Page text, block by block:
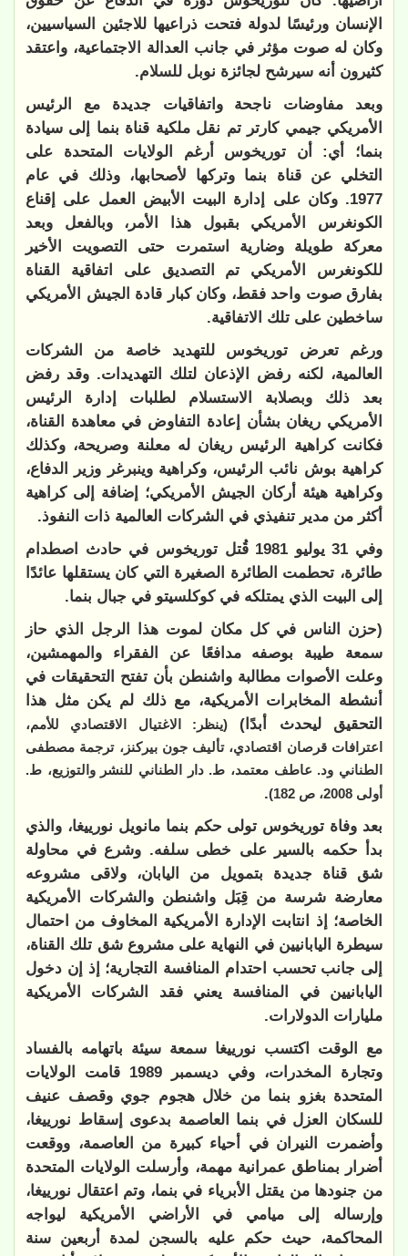
الإنسان ورئيسًا لدولة فتحت ذراعيها للاجئين السياسيين،
وكان له صوت مؤثر في جانب العدالة الاجتماعية، واعتقد
كثيرون أنه سيرشح لجائزة نوبل للسلام.
وبعد مفاوضات ناجحة واتفاقيات جديدة مع الرئيس
الأمريكي جيمي كارتر تم نقل ملكية قناة بنما إلى سيادة
بنما؛ أي: أن توريخوس أرغم الولايات المتحدة على
التخلي عن قناة بنما وتركها لأصحابها، وذلك في عام
1977. وكان على إدارة البيت الأبيض العمل على إقناع
الكونغرس الأمريكي بقبول هذا الأمر، وبالفعل وبعد
معركة طويلة وضارية استمرت حتى التصويت الأخير
للكونغرس الأمريكي تم التصديق على اتفاقية القناة
بفارق صوت واحد فقط، وكان كبار قادة الجيش الأمريكي
ساخطين على تلك الاتفاقية.
ورغم تعرض توريخوس للتهديد خاصة من الشركات
العالمية، لكنه رفض الإذعان لتلك التهديدات. وقد رفض
بعد ذلك وبصلابة الاستسلام لطلبات إدارة الرئيس
الأمريكي ريغان بشأن إعادة التفاوض في معاهدة القناة،
فكانت كراهية الرئيس ريغان له معلنة وصريحة، وكذلك
كراهية بوش نائب الرئيس، وكراهية وينبرغر وزير الدفاع،
وكراهية هيئة أركان الجيش الأمريكي؛ إضافة إلى كراهية
أكثر من مدير تنفيذي في الشركات العالمية ذات النفوذ.
وفي 31 يوليو 1981 قُتل توريخوس في حادث اصطدام
طائرة، تحطمت الطائرة الصغيرة التي كان يستقلها عائدًا
إلى البيت الذي يمتلكه في كوكلسيتو في جبال بنما.
(حزن الناس في كل مكان لموت هذا الرجل الذي حاز
سمعة طيبة بوصفه مدافعًا عن الفقراء والمهمشين،
وعلت الأصوات مطالبة واشنطن بأن تفتح التحقيقات في
أنشطة المخابرات الأمريكية، مع ذلك لم يكن مثل هذا
التحقيق ليحدث أبدًا)
(ينظر: الاغتيال الاقتصادي للأمم،
اعترافات قرصان اقتصادي، تأليف جون بيركنز، ترجمة مصطفى
الطناني ود. عاطف معتمد، ط. دار الطناني للنشر والتوزيع، ط.
أولى 2008، ص 182)
.
بعد وفاة توريخوس تولى حكم بنما مانويل نورييغا، والذي
بدأ حكمه بالسير على خطى سلفه. وشرع في محاولة
شق قناة جديدة بتمويل من اليابان، ولاقى مشروعه
معارضة شرسة من قِبَل واشنطن والشركات الأمريكية
الخاصة؛ إذ انتابت الإدارة الأمريكية المخاوف من احتمال
سيطرة اليابانيين في النهاية على مشروع شق تلك القناة،
إلى جانب تحسب احتدام المنافسة التجارية؛ إذ إن دخول
اليابانيين في المنافسة يعني فقد الشركات الأمريكية
مليارات الدولارات.
مع الوقت اكتسب نورييغا سمعة سيئة باتهامه بالفساد
وتجارة المخدرات، وفي ديسمبر 1989 قامت الولايات
المتحدة بغزو بنما من خلال هجوم جوي وقصف عنيف
للسكان العزل في بنما العاصمة بدعوى إسقاط نورييغا،
وأضمرت النيران في أحياء كبيرة من العاصمة، ووقعت
أضرار بمناطق عمرانية مهمة، وأرسلت الولايات المتحدة
من جنودها من يقتل الأبرياء في بنما، وتم اعتقال نورييغا،
وإرساله إلى ميامي في الأراضي الأمريكية ليواجه
المحاكمة، حيث حكم عليه بالسجن لمدة أربعين سنة